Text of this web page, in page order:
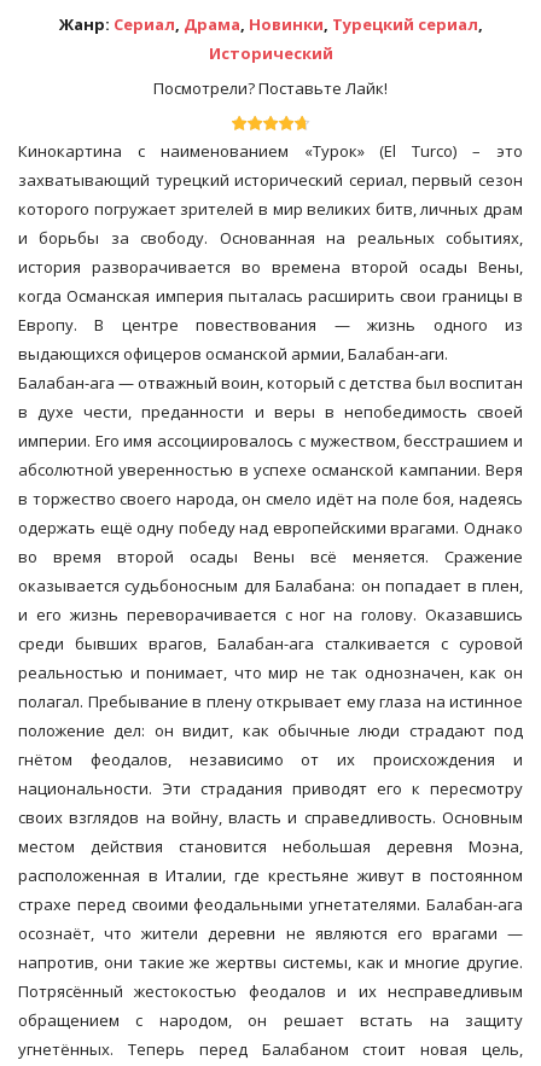
Жанр: Сериал, Драма, Новинки, Турецкий сериал,
Исторический
Посмотрели? Поставьте Лайк!
Кинокартина с наименованием «Турок» (El Turco) – это
захватывающий турецкий исторический сериал, первый сезон
которого погружает зрителей в мир великих битв, личных драм
и борьбы за свободу. Основанная на реальных событиях,
история разворачивается во времена второй осады Вены,
когда Османская империя пыталась расширить свои границы в
Европу. В центре повествования — жизнь одного из
выдающихся офицеров османской армии, Балабан-аги.
Балабан-ага — отважный воин, который с детства был воспитан
в духе чести, преданности и веры в непобедимость своей
империи. Его имя ассоциировалось с мужеством, бесстрашием и
абсолютной уверенностью в успехе османской кампании. Веря
в торжество своего народа, он смело идёт на поле боя, надеясь
одержать ещё одну победу над европейскими врагами. Однако
во время второй осады Вены всё меняется. Сражение
оказывается судьбоносным для Балабана: он попадает в плен,
и его жизнь переворачивается с ног на голову. Оказавшись
среди бывших врагов, Балабан-ага сталкивается с суровой
реальностью и понимает, что мир не так однозначен, как он
полагал. Пребывание в плену открывает ему глаза на истинное
положение дел: он видит, как обычные люди страдают под
гнётом феодалов, независимо от их происхождения и
национальности. Эти страдания приводят его к пересмотру
своих взглядов на войну, власть и справедливость. Основным
местом действия становится небольшая деревня Моэна,
расположенная в Италии, где крестьяне живут в постоянном
страхе перед своими феодальными угнетателями. Балабан-ага
осознаёт, что жители деревни не являются его врагами —
напротив, они такие же жертвы системы, как и многие другие.
Потрясённый жестокостью феодалов и их несправедливым
обращением с народом, он решает встать на защиту
угнетённых. Теперь перед Балабаном стоит новая цель,